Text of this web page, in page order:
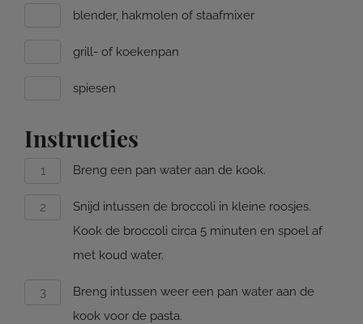
blender, hakmolen of staafmixer
grill- of koekenpan
spiesen
Instructies
Breng een pan water aan de kook.
Snijd intussen de broccoli in kleine roosjes.
Kook de broccoli circa 5 minuten en spoel af
met koud water.
Breng intussen weer een pan water aan de
kook voor de pasta.